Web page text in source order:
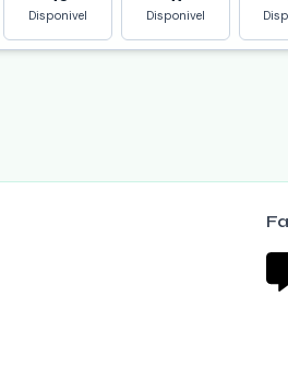
Disponivel Disponivel